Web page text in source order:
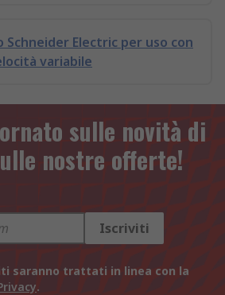
Electric per uso con
variabile
sulle novità di
nostre offerte!
Iscriviti
saranno trattati in linea con la
.